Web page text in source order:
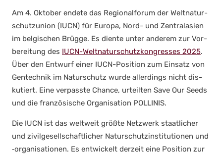
Am 4. Okto­ber ende­te das Regio­nal­fo­rum der Welt­na­tur­
schutz­uni­on (IUCN) für Euro­pa, Nord- und Zen­tral­asi­en
im bel­gi­schen Brüg­ge. Es dien­te unter ande­rem zur Vor­
be­rei­tung des IUCN-Welt­na­tur­schutz­kon­gres­ses 2025.
Über den Ent­wurf einer IUCN-Posi­ti­on zum Ein­satz von
Gen­tech­nik im Natur­schutz wur­de aller­dings nicht dis­
ku­tiert. Eine ver­pass­te Chan­ce, urteil­ten Save Our Seeds
und die fran­zö­si­sche Orga­ni­sa­ti­on POLLINIS.
Die IUCN ist das welt­weit größ­te Netz­werk staat­li­cher
und zivil­ge­sell­schaft­li­cher Natur­schutz­in­sti­tu­tio­nen und
‑orga­ni­sa­tio­nen. Es ent­wi­ckelt der­zeit eine Posi­ti­on zur